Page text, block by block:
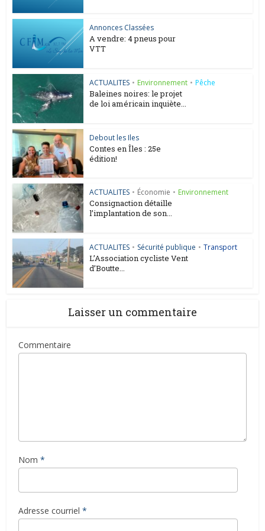
Annonces Classées
A vendre: 4 pneus pour
VTT
ACTUALITES • Environnement • Pêche
Baleines noires: le projet
de loi américain inquiète...
Debout les Iles
Contes en Îles : 25e
édition!
ACTUALITES • Économie • Environnement
Consignaction détaille
l’implantation de son...
ACTUALITES • Sécurité publique • Transport
L’Association cycliste Vent
d’Boutte...
Laisser un commentaire
Commentaire
Nom *
Adresse courriel *